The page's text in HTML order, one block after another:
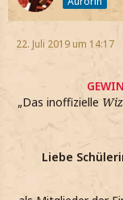
22. Juli 2019 um 14:17
„Das inoffizielle
Liebe